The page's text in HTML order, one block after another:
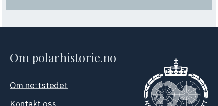
Om polarhistorie.no
Om nettstedet
Kontakt oss